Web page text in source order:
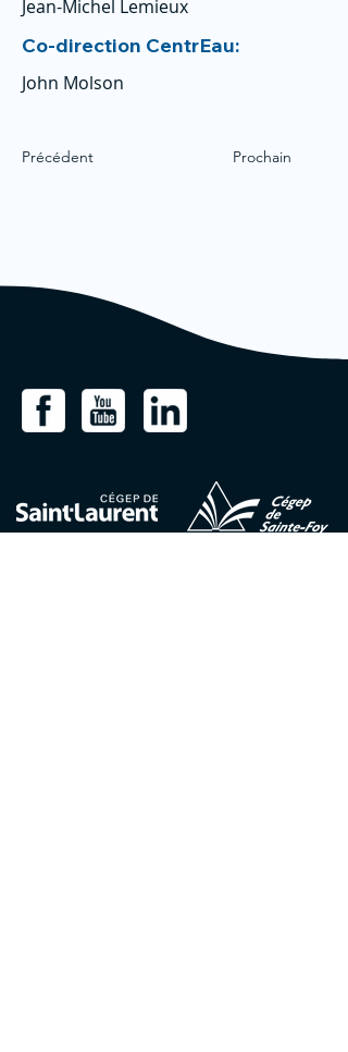
Jean-Michel Lemieux
Co-direction CentrEau:
John Molson
Précédent Prochain